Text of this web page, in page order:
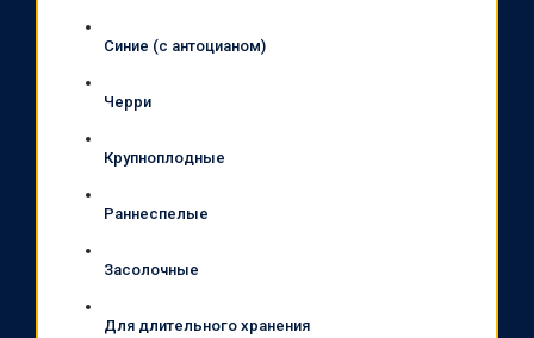
Синие (с антоцианом)
Черри
Крупноплодные
Раннеспелые
Засолочные
Для длительного хранения